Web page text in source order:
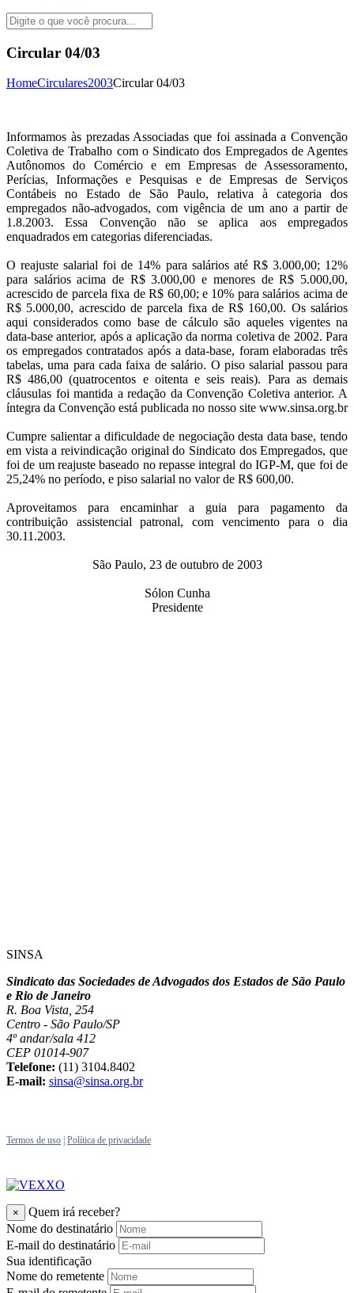
Circular 04/03
HomeCirculares2003Circular 04/03
Informamos às prezadas Associadas que foi assinada a Convenção
Coletiva de Trabalho com o Sindicato dos Empregados de Agentes
Autônomos do Comércio e em Empresas de Assessoramento,
Perícias, Informações e Pesquisas e de Empresas de Serviços
Contábeis no Estado de São Paulo, relativa à categoria dos
empregados não-advogados, com vigência de um ano a partir de
1.8.2003. Essa Convenção não se aplica aos empregados
enquadrados em categorias diferenciadas.
O reajuste salarial foi de 14% para salários até R$ 3.000,00; 12%
para salários acima de R$ 3.000,00 e menores de R$ 5.000,00,
acrescido de parcela fixa de R$ 60,00; e 10% para salários acima de
R$ 5.000,00, acrescido de parcela fixa de R$ 160,00. Os salários
aqui considerados como base de cálculo são aqueles vigentes na
data-base anterior, após a aplicação da norma coletiva de 2002. Para
os empregados contratados após a data-base, foram elaboradas três
tabelas, uma para cada faixa de salário. O piso salarial passou para
R$ 486,00 (quatrocentos e oitenta e seis reais). Para as demais
cláusulas foi mantida a redação da Convenção Coletiva anterior. A
íntegra da Convenção está publicada no nosso site www.sinsa.org.br
Cumpre salientar a dificuldade de negociação desta data base, tendo
em vista a reivindicação original do Sindicato dos Empregados, que
foi de um reajuste baseado no repasse integral do IGP-M, que foi de
25,24% no período, e piso salarial no valor de R$ 600,00.
Aproveitamos para encaminhar a guia para pagamento da
contribuição assistencial patronal, com vencimento para o dia
30.11.2003.
São Paulo, 23 de outubro de 2003
Sólon Cunha
Presidente
SINSA
Sindicato das Sociedades de Advogados dos Estados de São Paulo
e Rio de Janeiro
R. Boa Vista, 254
Centro - São Paulo/SP
4º andar/sala 412
CEP 01014-907
Telefone: (11) 3104.8402
E-mail: sinsa@sinsa.org.br
Termos de uso Política de privacidade
×
Quem irá receber?
Nome do destinatário
E-mail do destinatário
Sua identificação
Nome do remetente